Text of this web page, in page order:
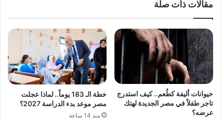
مقالات ذات صلة
حيوانات أليفة كطُعم.. كيف استدرج
تاجر طفلاً في مصر الجديدة لهتك
عرضه؟
خطة الـ 183 يوماً.. لماذا عجلت
مصر موعد بدء الدراسة 2027؟
منذ 14 ساعة